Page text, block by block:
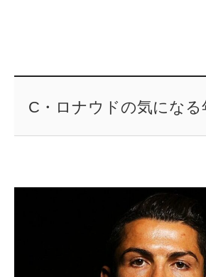
C・ロナウドの気になる